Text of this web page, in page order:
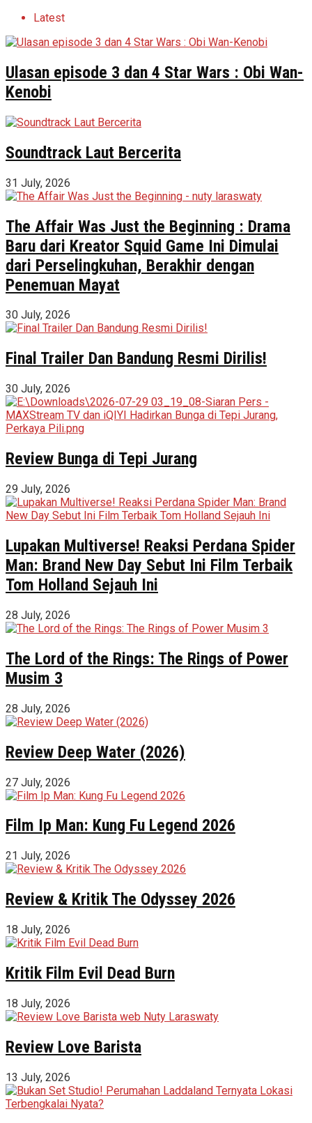
Latest
Ulasan episode 3 dan 4 Star Wars : Obi Wan-
Kenobi
Soundtrack Laut Bercerita
31 July, 2026
The Affair Was Just the Beginning : Drama
Baru dari Kreator Squid Game Ini Dimulai
dari Perselingkuhan, Berakhir dengan
Penemuan Mayat
30 July, 2026
Final Trailer Dan Bandung Resmi Dirilis!
30 July, 2026
Review Bunga di Tepi Jurang
29 July, 2026
Lupakan Multiverse! Reaksi Perdana Spider
Man: Brand New Day Sebut Ini Film Terbaik
Tom Holland Sejauh Ini
28 July, 2026
The Lord of the Rings: The Rings of Power
Musim 3
28 July, 2026
Review Deep Water (2026)
27 July, 2026
Film Ip Man: Kung Fu Legend 2026
21 July, 2026
Review & Kritik The Odyssey 2026
18 July, 2026
Kritik Film Evil Dead Burn
18 July, 2026
Review Love Barista
13 July, 2026